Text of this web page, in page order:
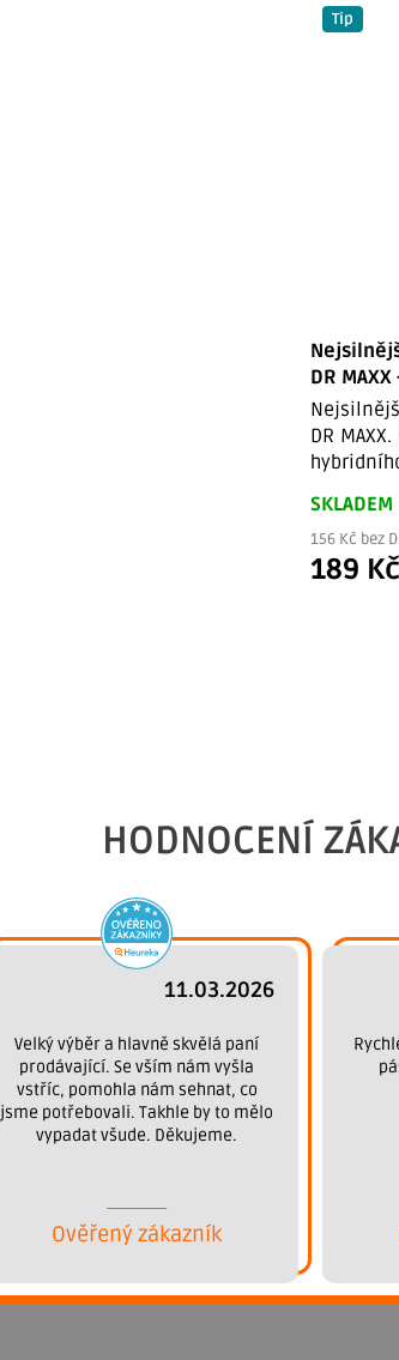
Tip
DR
DR
SKLADEM
156 Kč bez
189 Kč
HODNOCENÍ
11.03.2026
Velký výběr a hlavně skvělá paní
prodávající. Se vším nám vyšla
vstříc, pomohla nám sehnat, co
jsme potřebovali. Takhle by to mělo
vypadat všude. Děkujeme.
Ověřený zákazník